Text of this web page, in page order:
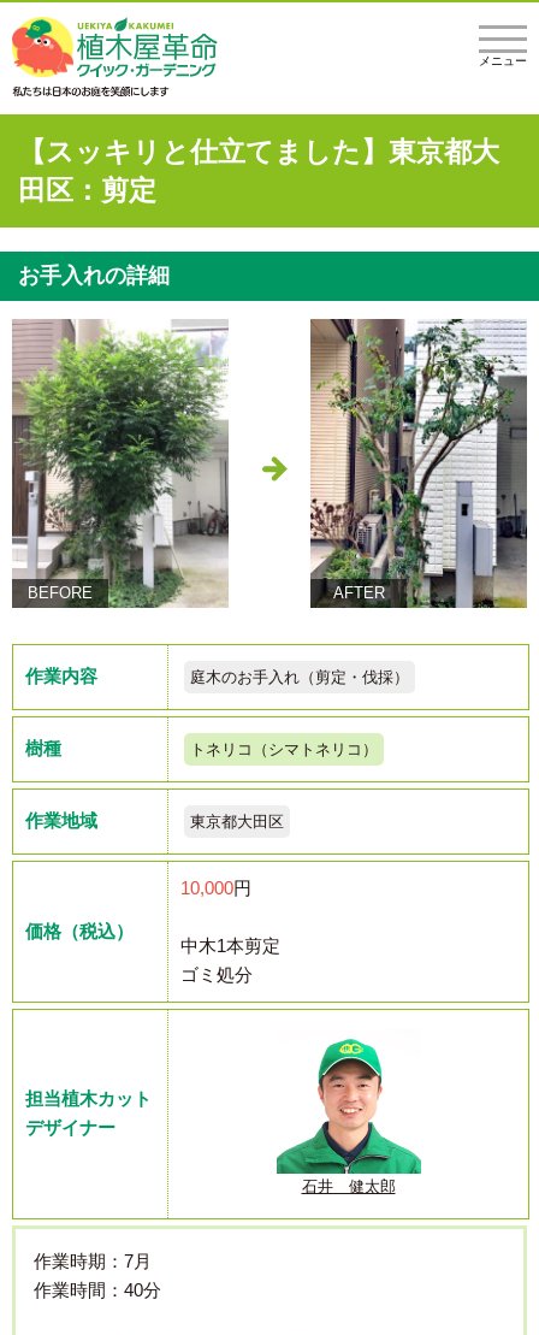
メニュー
【スッキリと仕立てました】東京都大
田区：剪定
お手入れの詳細
BEFORE AFTER
作業内容 庭木のお手入れ（剪定・伐採）
樹種 トネリコ（シマトネリコ）
作業地域 東京都大田区
価格（税込）
10,000円
中木1本剪定
ゴミ処分
担当植木カット
デザイナー
石井 健太郎
作業時期：7月
作業時間：40分